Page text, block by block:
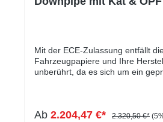
Mit der ECE-Zulassung entfällt
Fahrzeugpapiere und Ihre
unberührt, da es sich um ein
Fahrzeuge aufgelistet. Der
Ab 2.204,47 €* 2.320,50 €*